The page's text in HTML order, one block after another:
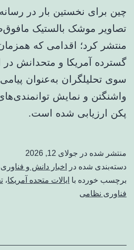
چین برای نخستین بار در
منتشر کرد؛ اقدامی که
گسترده آمریکا و متحدانش در
سوی تحلیلگران به‌عنوان پیامی
واشنگتن و نمایش
پکن ارزیابی شده است.
منتشر شده در جولای 12, 2026
دسته‌بندی شده در
اخبار دانش و فناوری
برچسب خورده با ایالات متحده آمریکا،
فناوری نظامی